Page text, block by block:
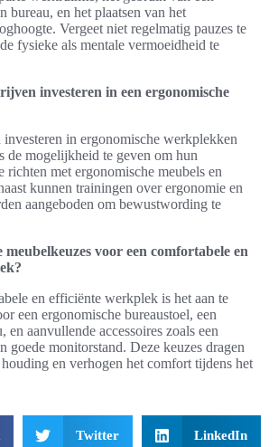
bureau, en het plaatsen van het
Vergeet niet regelmatig pauzes te
fysieke als mentale vermoeidheid te
investeren in een ergonomische
in ergonomische werkplekken
de mogelijkheid te geven om hun
met ergonomische meubels en
kunnen trainingen over ergonomie en
aangeboden om bewustwording te
meubelkeuzes voor een comfortabele en
en efficiënte werkplek is het aan te
een ergonomische bureaustoel, een
en aanvullende accessoires zoals een
goede monitorstand. Deze keuzes dragen
en verhogen het comfort tijdens het
Twitter LinkedIn